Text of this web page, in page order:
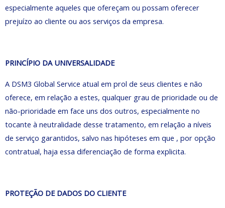
especialmente aqueles que ofereçam ou possam oferecer
prejuízo ao cliente ou aos serviços da empresa.
PRINCÍPIO DA UNIVERSALIDADE
A DSM3 Global Service atual em prol de seus clientes e não
oferece, em relação a estes, qualquer grau de prioridade ou de
não-prioridade em face uns dos outros, especialmente no
tocante à neutralidade desse tratamento, em relação a níveis
de serviço garantidos, salvo nas hipóteses em que , por opção
contratual, haja essa diferenciação de forma explicita.
PROTEÇÃO DE DADOS DO CLIENTE